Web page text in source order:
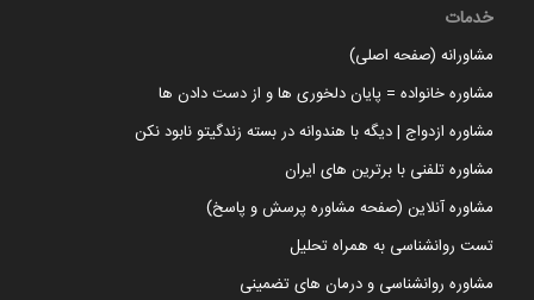
خدمات
مشاورانه (صفحه اصلی)
مشاوره خانواده = پایان دلخوری ها و از دست دادن ها
مشاوره ازدواج | دیگه با هندوانه در بسته زندگیتو نابود نکن
مشاوره تلفنی با برترین های ایران
مشاوره آنلاین (صفحه مشاوره پرسش و پاسخ)
تست روانشناسی به همراه تحلیل
مشاوره روانشناسی و درمان های تضمینی